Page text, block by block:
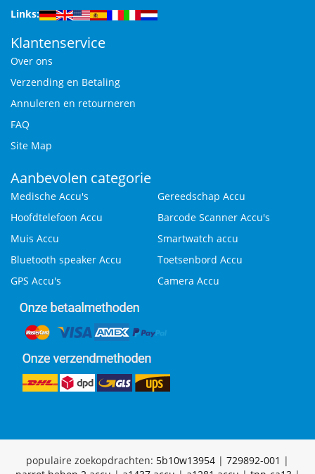
Links:
Klantenservice
Over ons
Verzending en Betaling
Annuleren en retourneren
FAQ
Site Map
Aanbevolen categorie
Medische Accu's
Gereedschap Accu
Hoofdtelefoon Accu
Barcode Scanner Accu's
Muis Accu
Smartwatch accu
Bluetooth speaker Accu
Toetsenbord Accu
GPS Accu's
Camera Accu
populaire zoekopdrachten: 5b10w13954 | 729892-001 |